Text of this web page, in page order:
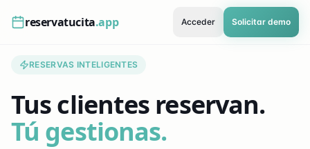
reservatucita.app Acceder Solicitar demo
RESERVAS INTELIGENTES
Tus clientes reservan.
Tú gestionas.